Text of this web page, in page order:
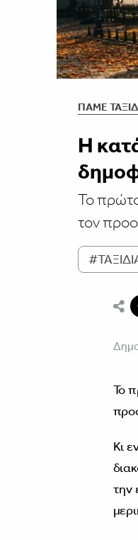
ΠΆΜΕ
H
Το πρώτο
τον
Το
Κι
την